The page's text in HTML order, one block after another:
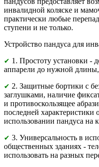
инвалидной коляске и
практически любые
ступени и не только.
Устройство пандуса для
✔ 1. Простоту установки -
аппарели до нужной
✔ 2. Защитные бортики с
заглушками, наличие
и противоскользящее
последней характеристики
использовании пандуса на
✔ 3. Универсальность в
общественных зданиях -
использовать на разных